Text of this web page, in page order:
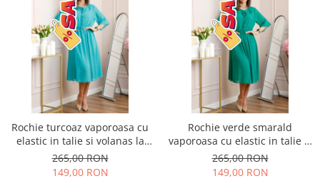
Rochie turcoaz vaporoasa cu
elastic in talie si volanas la
decolteu Allegra
265,00 RON
149,00 RON
Rochie verde smarald
vaporoasa cu elastic in talie si
volanas la decolteu Allegra
265,00 RON
149,00 RON